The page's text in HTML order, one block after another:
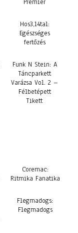
Premier
Hos3,14tal:
Egészséges
fertőzés
Funk N Stein: A
Táncparkett
Varázsa Vol. 2 –
Félbetépett
Tikett
Coremac:
Ritmika Fanatika
Flegmadogs:
Flegmadogs